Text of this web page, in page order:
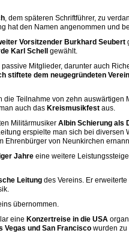
, dem späteren Schriftführer, zu
hat den Namen angenommen und
Vorsitzender Burkhard Seubert
Karl Schell
gewählt.
Mitglieder, darunter auch
stiftete dem neugegründeten
die Teilnahme von zehn auswärtigen
auch das Kreismusikfest aus.
Militärmusiker Albin Schierung als
erspielte man sich bei diversen
Ehrenbürger von Neunkirchen
Jahre eine weitere
Leitung des Vereins. Er
übernommen.
eine Konzertreise in die USA
Vegas und San Francisco wurden zu